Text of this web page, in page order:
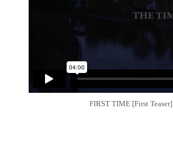
FIRST TIME [First Teaser]